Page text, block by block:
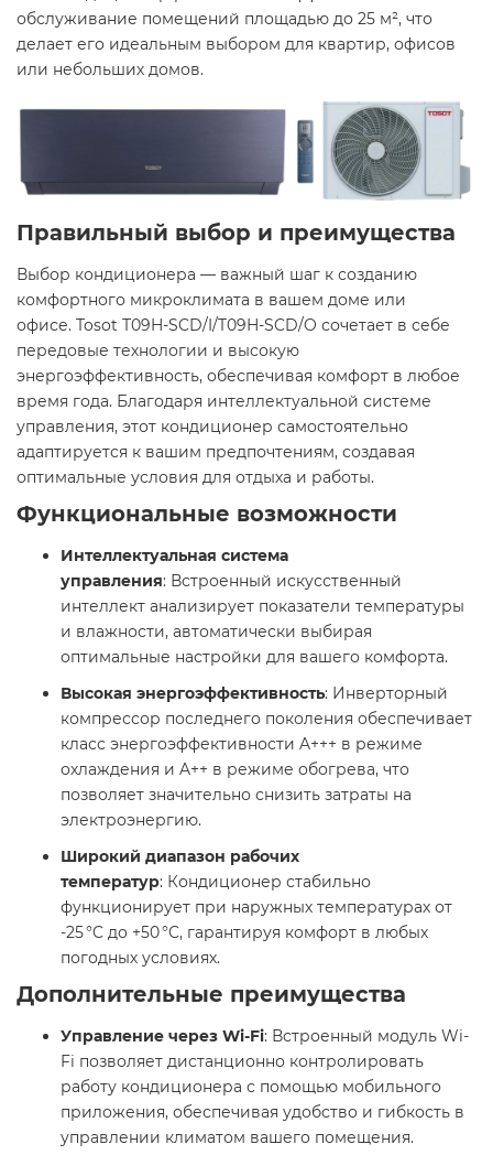
обслуживание помещений площадью до 25 м², что
делает его идеальным выбором для квартир, офисов
или небольших домов. ​
Правильный выбор и преимущества
Выбор кондиционера — важный шаг к созданию
комфортного микроклимата в вашем доме или
офисе. Tosot T09H-SCD/I/T09H-SCD/O сочетает в себе
передовые технологии и высокую
энергоэффективность, обеспечивая комфорт в любое
время года. Благодаря интеллектуальной системе
управления, этот кондиционер самостоятельно
адаптируется к вашим предпочтениям, создавая
оптимальные условия для отдыха и работы.​
Функциональные возможности
Интеллектуальная система
управления: Встроенный искусственный
интеллект анализирует показатели температуры
и влажности, автоматически выбирая
оптимальные настройки для вашего комфорта. ​
Высокая энергоэффективность: Инверторный
компрессор последнего поколения обеспечивает
класс энергоэффективности A+++ в режиме
охлаждения и A++ в режиме обогрева, что
позволяет значительно снизить затраты на
электроэнергию. ​
Широкий диапазон рабочих
температур: Кондиционер стабильно
функционирует при наружных температурах от
-25 °C до +50 °C, гарантируя комфорт в любых
погодных условиях. ​
Дополнительные преимущества
Управление через Wi-Fi: Встроенный модуль Wi-
Fi позволяет дистанционно контролировать
работу кондиционера с помощью мобильного
приложения, обеспечивая удобство и гибкость в
управлении климатом вашего помещения. ​